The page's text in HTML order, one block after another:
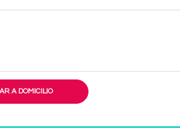
A DOMICILIO